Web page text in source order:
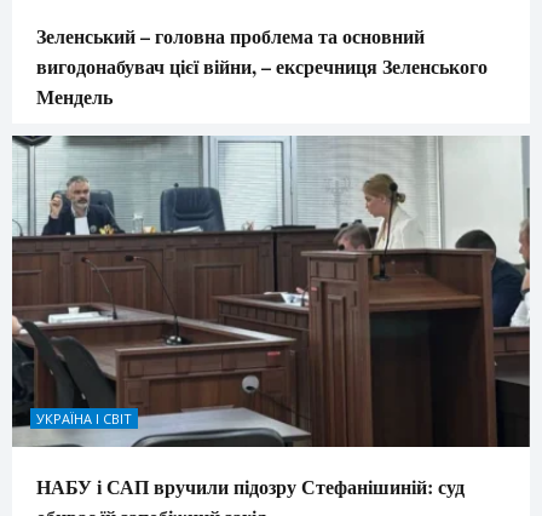
Зеленський – головна проблема та основний
вигодонабувач цієї війни, – ексречниця Зеленського
Мендель
УКРАЇНА І СВІТ
НАБУ і САП вручили підозру Стефанішиній: суд